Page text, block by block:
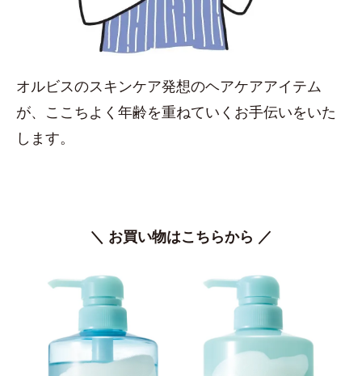
オルビスのスキンケア発想のヘアケアアイテム
が、ここちよく年齢を重ねていくお手伝いをいた
します。
＼ お買い物はこちらから ／